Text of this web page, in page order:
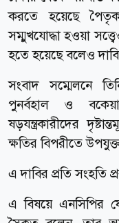
করতে হয়েছে
সম্মুখযোদ্ধা হওয়া
হতে হয়েছে বলেও
সংবাদ সম্মেলনে
পুনর্বহাল ও
ষড়যন্ত্রকারীদের
ক্ষতির বিপরীতে
এ দাবির প্রতি সংহতি
এ বিষয়ে এনসিপির